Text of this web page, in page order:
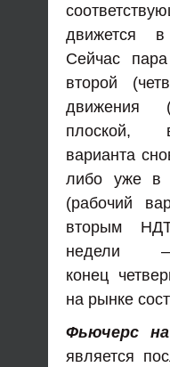
движется в
Сейчас
второй
движения
плоской,
варианта
либо уже в
(рабочий
вторым
недели
конец
на рынке
Фьючерс
является